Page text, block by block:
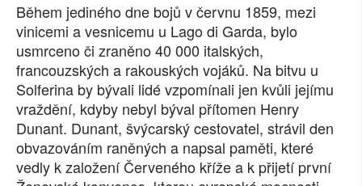
Během jediného dne bojů v červnu 1859, mezi
vinicemi a vesnicemu u Lago di Garda, bylo
usmrceno či zraněno 40 000 italských,
francouzských a rakouských vojáků. Na bitvu u
Solferina by bývali lidé vzpomínali jen kvůli jejímu
vraždění, kdyby nebyl býval přítomen Henry
Dunant. Dunant, švýcarský cestovatel, strávil den
obvazováním raněných a napsal paměti, které
vedly k založení Červeného kříže a k přijetí první